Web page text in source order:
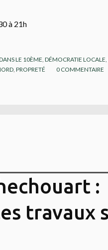
à 21h
LE 10ÈME,DÉMOCRATIE LOCALE,
, PROPRETÉ 0 COMMENTAIRE
:
travaux